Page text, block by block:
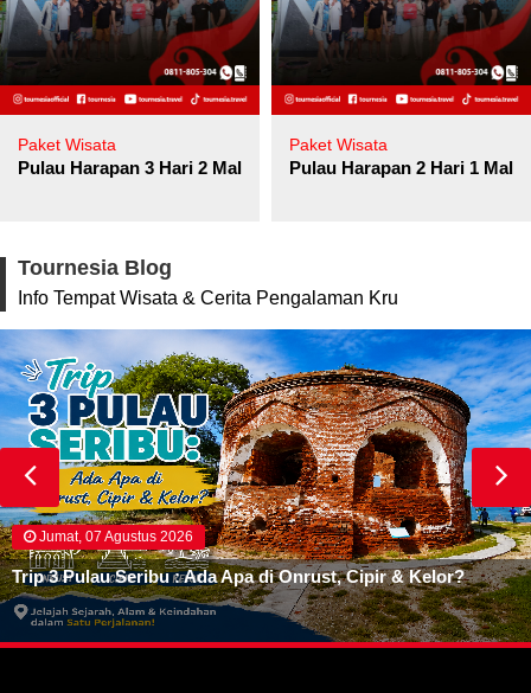
Paket Wisata
Pulau Harapan 3 Hari 2 Malam
Paket Wisata
Pulau Harapan 2 Hari 1
Tournesia Blog
Info Tempat Wisata & Cerita Pengalaman Kru
Jumat, 07 Agustus 2026
Trip 3 Pulau Seribu : Ada Apa di Onrust, Cipir & Kelor?